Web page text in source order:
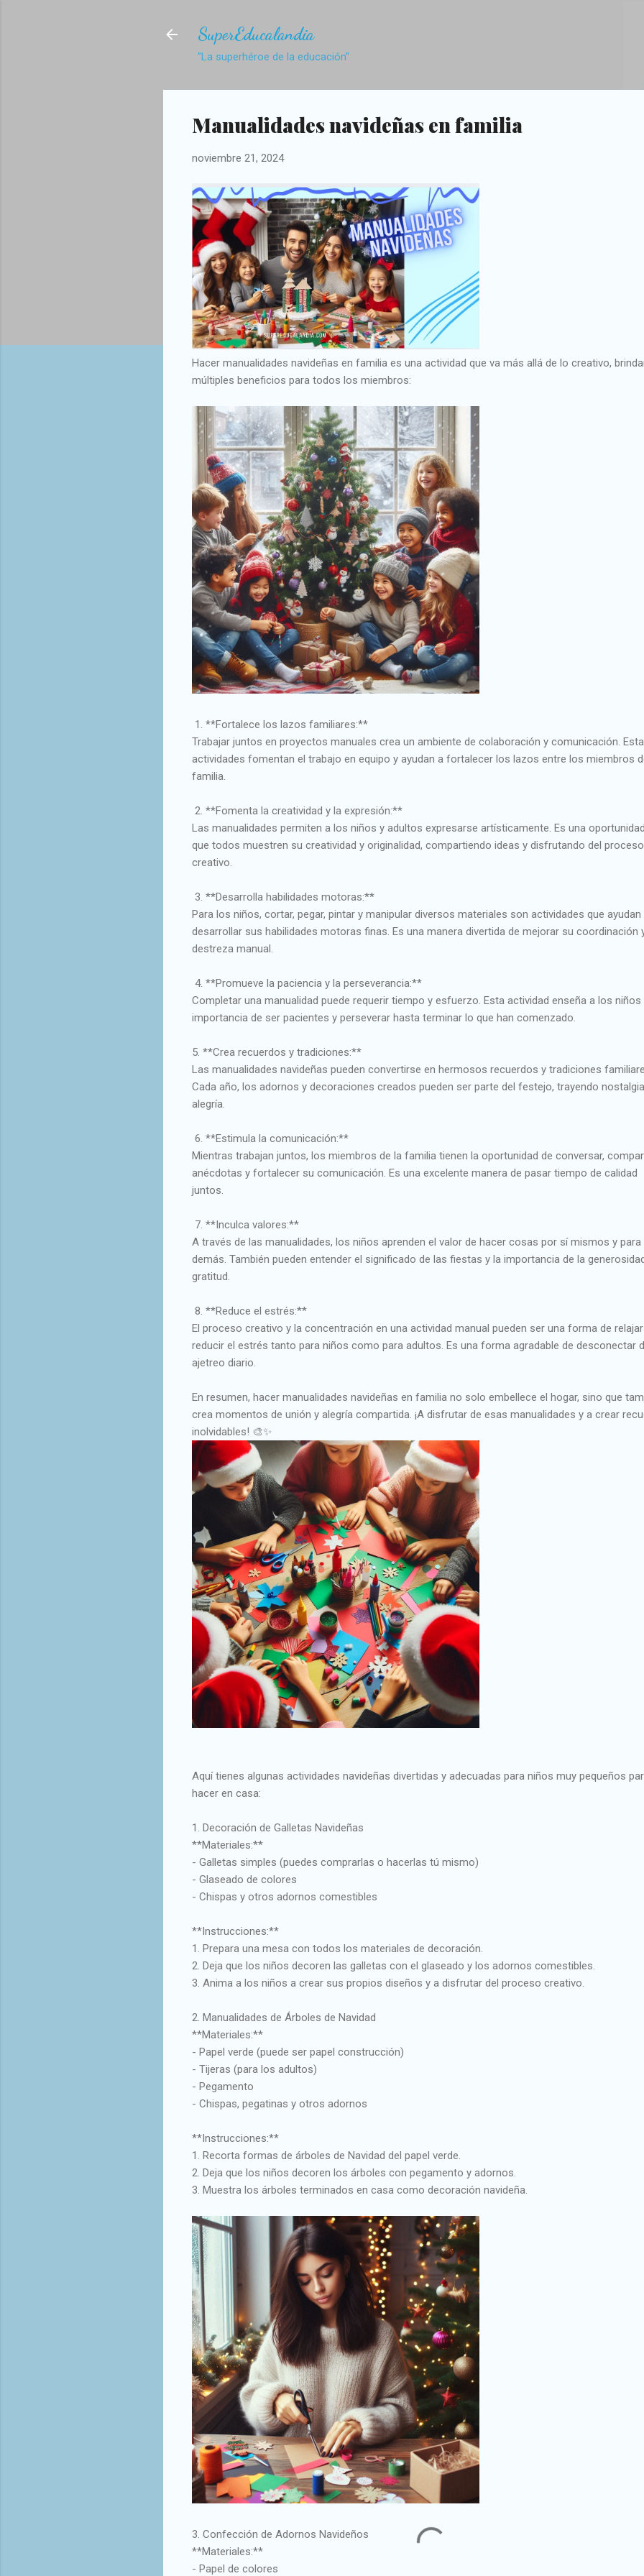
SuperEducalandia
"La superhéroe de la educación"
Manualidades navideñas en familia
noviembre 21, 2024
Hacer manualidades navideñas en familia es una actividad que va más allá de lo creativo,
múltiples beneficios para todos los miembros:
1. **Fortalece los lazos familiares:**
Trabajar juntos en proyectos manuales crea un ambiente de colaboración y comunicación.
actividades fomentan el trabajo en equipo y ayudan a fortalecer los lazos entre los miembros
familia.
2. **Fomenta la creatividad y la expresión:**
Las manualidades permiten a los niños y adultos expresarse artísticamente. Es una
que todos muestren su creatividad y originalidad, compartiendo ideas y disfrutando del proceso
creativo.
3. **Desarrolla habilidades motoras:**
Para los niños, cortar, pegar, pintar y manipular diversos materiales son actividades que ayudan
desarrollar sus habilidades motoras finas. Es una manera divertida de mejorar su coordinación
destreza manual.
4. **Promueve la paciencia y la perseverancia:**
Completar una manualidad puede requerir tiempo y esfuerzo. Esta actividad enseña a los niños
importancia de ser pacientes y perseverar hasta terminar lo que han comenzado.
5. **Crea recuerdos y tradiciones:**
Las manualidades navideñas pueden convertirse en hermosos recuerdos y tradiciones
Cada año, los adornos y decoraciones creados pueden ser parte del festejo, trayendo
alegría.
6. **Estimula la comunicación:**
Mientras trabajan juntos, los miembros de la familia tienen la oportunidad de conversar,
anécdotas y fortalecer su comunicación. Es una excelente manera de pasar tiempo de calidad
juntos.
7. **Inculca valores:**
A través de las manualidades, los niños aprenden el valor de hacer cosas por sí mismos y
demás. También pueden entender el significado de las fiestas y la importancia de la
gratitud.
8. **Reduce el estrés:**
El proceso creativo y la concentración en una actividad manual pueden ser una forma de
reducir el estrés tanto para niños como para adultos. Es una forma agradable de desconectar
ajetreo diario.
En resumen, hacer manualidades navideñas en familia no solo embellece el hogar, sino que
crea momentos de unión y alegría compartida. ¡A disfrutar de esas manualidades y a crear
inolvidables! 🎨✨
Aquí tienes algunas actividades navideñas divertidas y adecuadas para niños muy pequeños
hacer en casa:
1. Decoración de Galletas Navideñas
**Materiales:**
- Galletas simples (puedes comprarlas o hacerlas tú mismo)
- Glaseado de colores
- Chispas y otros adornos comestibles
**Instrucciones:**
1. Prepara una mesa con todos los materiales de decoración.
2. Deja que los niños decoren las galletas con el glaseado y los adornos comestibles.
3. Anima a los niños a crear sus propios diseños y a disfrutar del proceso creativo.
2. Manualidades de Árboles de Navidad
**Materiales:**
- Papel verde (puede ser papel construcción)
- Tijeras (para los adultos)
- Pegamento
- Chispas, pegatinas y otros adornos
**Instrucciones:**
1. Recorta formas de árboles de Navidad del papel verde.
2. Deja que los niños decoren los árboles con pegamento y adornos.
3. Muestra los árboles terminados en casa como decoración navideña.
3. Confección de Adornos Navideños
**Materiales:**
- Papel de colores